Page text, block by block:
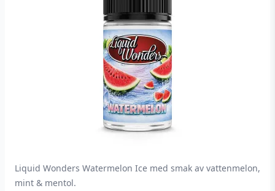
Liquid Wonders Watermelon Ice med smak av vattenmelon,
mint & mentol.